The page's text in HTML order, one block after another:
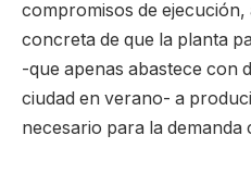
compromisos de
concreta de que la planta
-que apenas abastece con
ciudad en verano- a
necesario para la demanda